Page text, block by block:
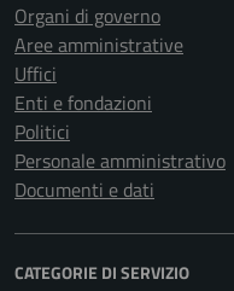
Organi di governo
Aree amministrative
Uffici
Enti e fondazioni
Politici
Personale amministrativo
Documenti e dati
CATEGORIE DI SERVIZIO